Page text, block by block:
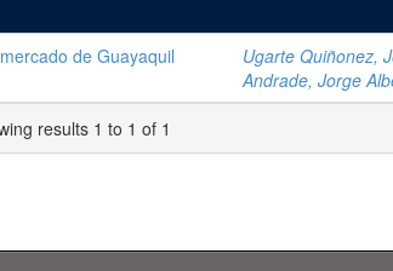
de Guayaquil Ugarte Quiñonez,
Andrade, Jorge
results 1 to 1 of 1